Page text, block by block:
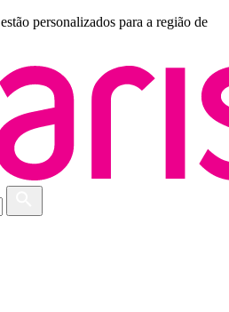
estão personalizados para a região de